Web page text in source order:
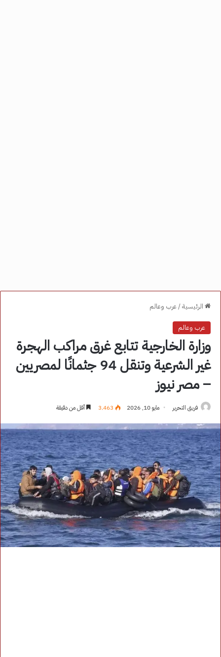
الرئيسية/عرب وعالم
عرب وعالم
وزارة الخارجية تتابع غرق مراكب الهجرة
غير الشرعية وتنقل 94 جثمانًا لمصريين
– مصر نيوز
فريق التحرير مايو 10, 2026 3٬463 أقل من دقيقة